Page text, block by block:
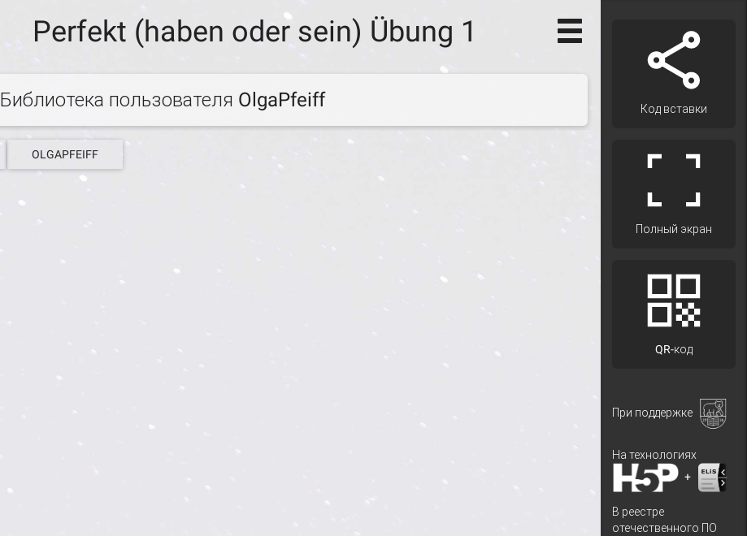
Perfekt (haben oder sein) Übung 1
Библиотека пользователя OlgaPfeiff
OLGAPFEIFF
Код вставки
Полный экран
QR-код
При поддержке
На технологиях
+
В реестре
отечественного ПО